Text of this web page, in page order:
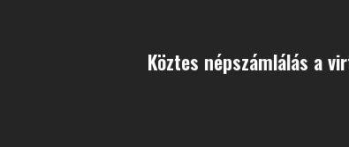
Köztes népszámlálás a